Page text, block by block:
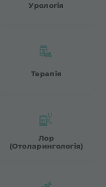
Урологія
Терапія
Лор
(Отоларингологія)